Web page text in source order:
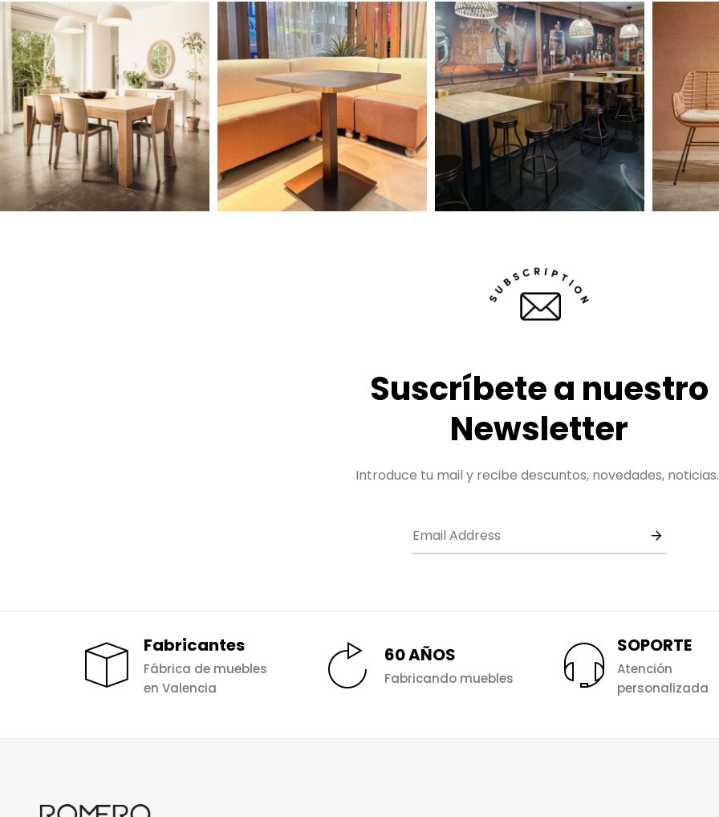
Suscríbete a nuestro
Newsletter
Introduce tu mail y recibe descuntos, novedades,
Fabricantes
Fábrica de muebles
en Valencia
60 AÑOS
Fabricando muebles
SOPORTE
Atención
personalizada